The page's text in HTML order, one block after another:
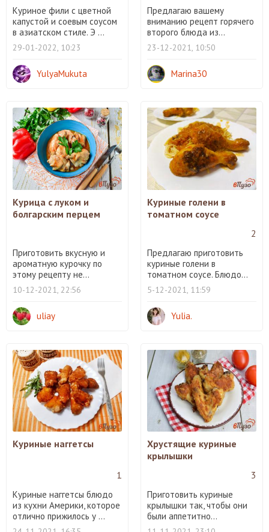
Куриное фили с цветной
капустой и соевым соусом
в азиатском стиле. Э ...
29-01-2022, 10:23
YulyaMukuta
Предлагаю вашему
вниманию рецепт горячего
второго блюда из...
23-12-2021, 10:50
Marina30
Курица с луком и
болгарским перцем
Приготовить вкусную и
ароматную курочку по
этому рецепту не...
10-12-2021, 22:56
uliay
Куриные голени в
томатном соусе
2
Предлагаю приготовить
куриные голени в
томатном соусе. Блюдо...
5-12-2021, 11:59
Yulia.
Куриные наггетсы
1
Куриные наггетсы блюдо
из кухни Америки, которое
отлично прижилось у ...
Хрустящие куриные
крылышки
3
Приготовить куриные
крылышки так, чтобы они
были аппетитно...